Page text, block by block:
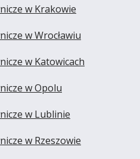
w Krakowie
w Wrocławiu
w Katowicach
w Opolu
w Lublinie
w Rzeszowie